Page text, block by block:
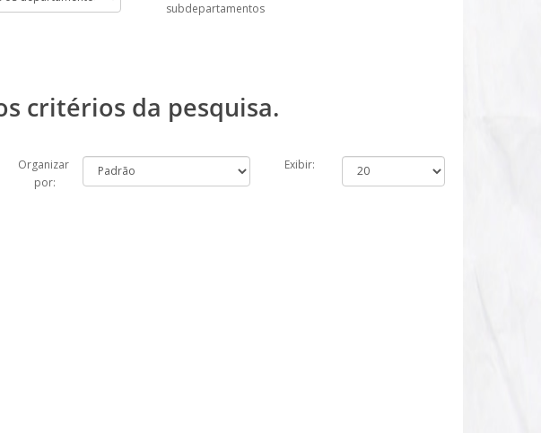
subdepartamentos
critérios da pesquisa.
Organizar
por:
Exibir: